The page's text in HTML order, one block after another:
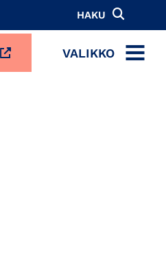
HAKU
VALIKKO
MENU